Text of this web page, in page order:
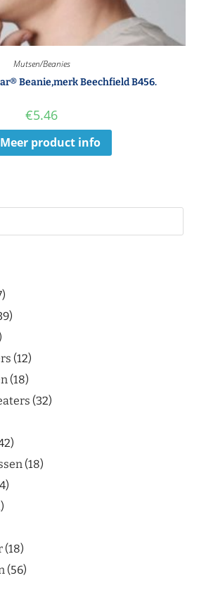
Mutsen/Beanies
Beanie,merk Beechfield B456.
€5.46
Meer product info
12
18
32
18
18
56